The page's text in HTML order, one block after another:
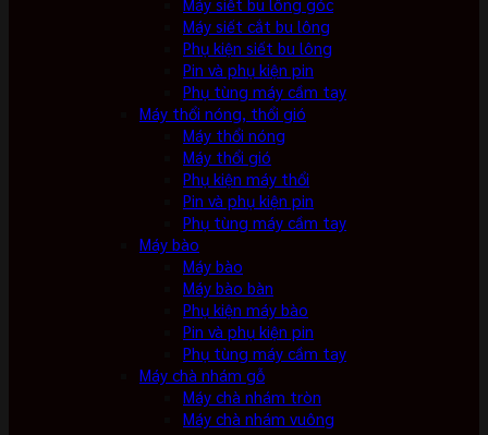
Máy siết bu lông góc
Máy siết cắt bu lông
Phụ kiện siết bu lông
Pin và phụ kiện pin
Phụ tùng máy cầm tay
Máy thổi nóng, thổi gió
Máy thổi nóng
Máy thổi gió
Phụ kiện máy thổi
Pin và phụ kiện pin
Phụ tùng máy cầm tay
Máy bào
Máy bào
Máy bào bàn
Phụ kiện máy bào
Pin và phụ kiện pin
Phụ tùng máy cầm tay
Máy chà nhám gỗ
Máy chà nhám tròn
Máy chà nhám vuông